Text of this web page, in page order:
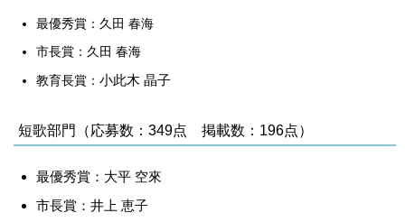
最優秀賞：久田 春海
市長賞：久田 春海
教育長賞： 小此木 晶子
短歌部門（応募数：349点 掲載数：196点）
最優秀賞：大平 空來
市長賞：井上 恵子